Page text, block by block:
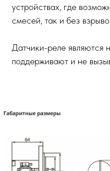
устройствах, где
смесей, так и без
Датчики-реле являются
поддерживают и не